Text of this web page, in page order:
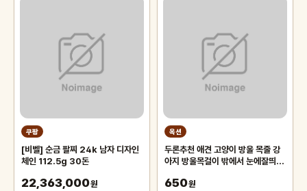
쿠팡
[비벨] 순금 팔찌 24k 남자 디자인
체인 112.5g 30돈
22,363,000원
옥션
두론추천 애견 고양이 방울 목줄 강
아지 방울목걸이 밖에서 눈에잘띄는
650원